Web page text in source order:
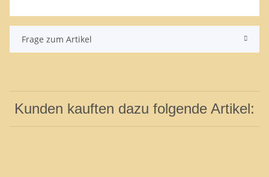
Frage zum Artikel
Kunden kauften dazu folgende Artikel: